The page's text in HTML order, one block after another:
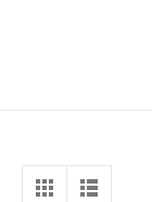
Sorted